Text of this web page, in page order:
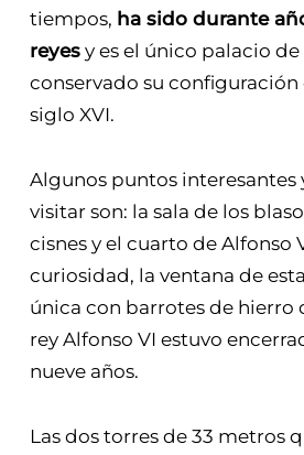
tiempos, ha sido durante
reyesy es el único palacio de
conservado su
siglo XVI.
Algunos puntos interesantes
visitar son: la sala de los
cisnes y el cuarto de Alfonso
curiosidad, la ventana de
única con barrotes de hierro
rey Alfonso VI estuvo
nueve años.
Las dos torres de 33 metros